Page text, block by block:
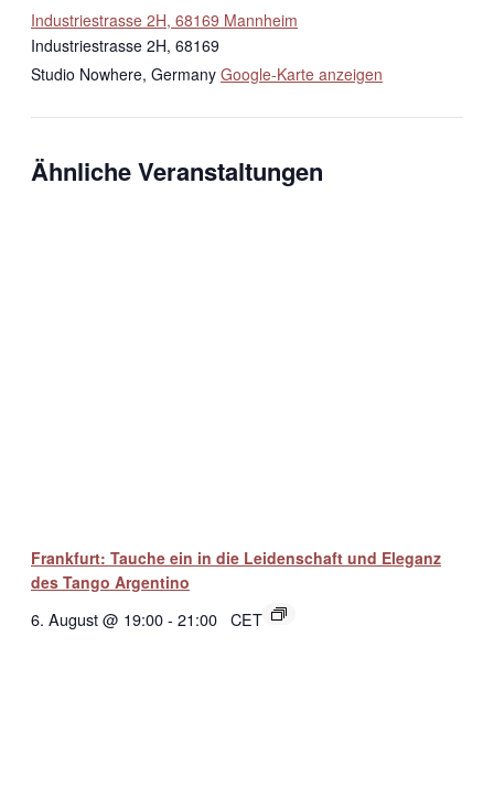
Industriestrasse 2H, 68169 Mannheim
Industriestrasse 2H, 68169
Studio Nowhere, Germany Google-Karte anzeigen
Ähnliche Veranstaltungen
Frankfurt: Tauche ein in die Leidenschaft und Eleganz
des Tango Argentino
6. August @ 19:00- 21:00 CET